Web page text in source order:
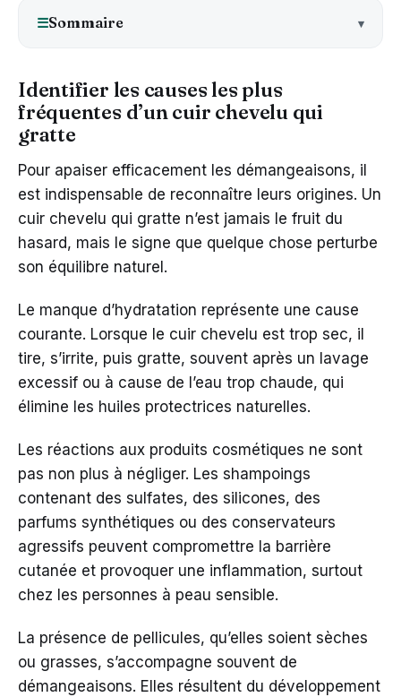
☰Sommaire
Identifier les causes les plus
fréquentes d’un cuir chevelu qui
gratte
Pour apaiser efficacement les démangeaisons, il
est indispensable de reconnaître leurs origines. Un
cuir chevelu qui gratte n’est jamais le fruit du
hasard, mais le signe que quelque chose perturbe
son équilibre naturel.
Le manque d’hydratation représente une cause
courante. Lorsque le cuir chevelu est trop sec, il
tire, s’irrite, puis gratte, souvent après un lavage
excessif ou à cause de l’eau trop chaude, qui
élimine les huiles protectrices naturelles.
Les réactions aux produits cosmétiques ne sont
pas non plus à négliger. Les shampoings
contenant des sulfates, des silicones, des
parfums synthétiques ou des conservateurs
agressifs peuvent compromettre la barrière
cutanée et provoquer une inflammation, surtout
chez les personnes à peau sensible.
La présence de pellicules, qu’elles soient sèches
ou grasses, s’accompagne souvent de
démangeaisons. Elles résultent du développement